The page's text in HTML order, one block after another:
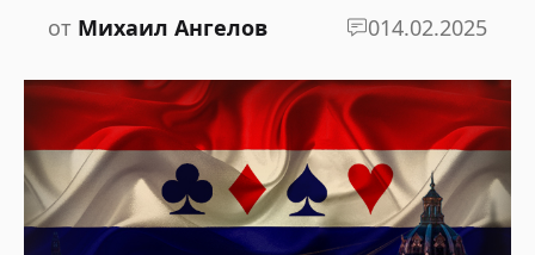
от Михаил Ангелов 014.02.2025